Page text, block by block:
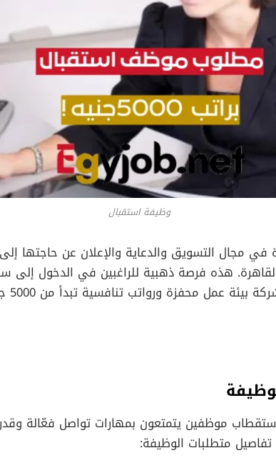
وظيفة استقبال
في مجال التسويق والدعاية والإعلان عن حاجتها
هذه فرصة ذهبية للراغبين في الدخول إلى
موظفين يتمتعون بمهارات تواصل فعّالة
متطلبات الوظيفة: